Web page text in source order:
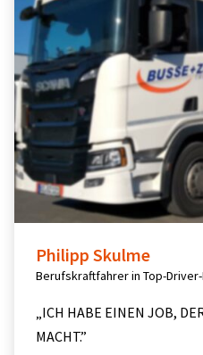
Philipp Skulme
Berufskraftfahrer in Top-
„ICH HABE EINEN JOB,
MACHT.”